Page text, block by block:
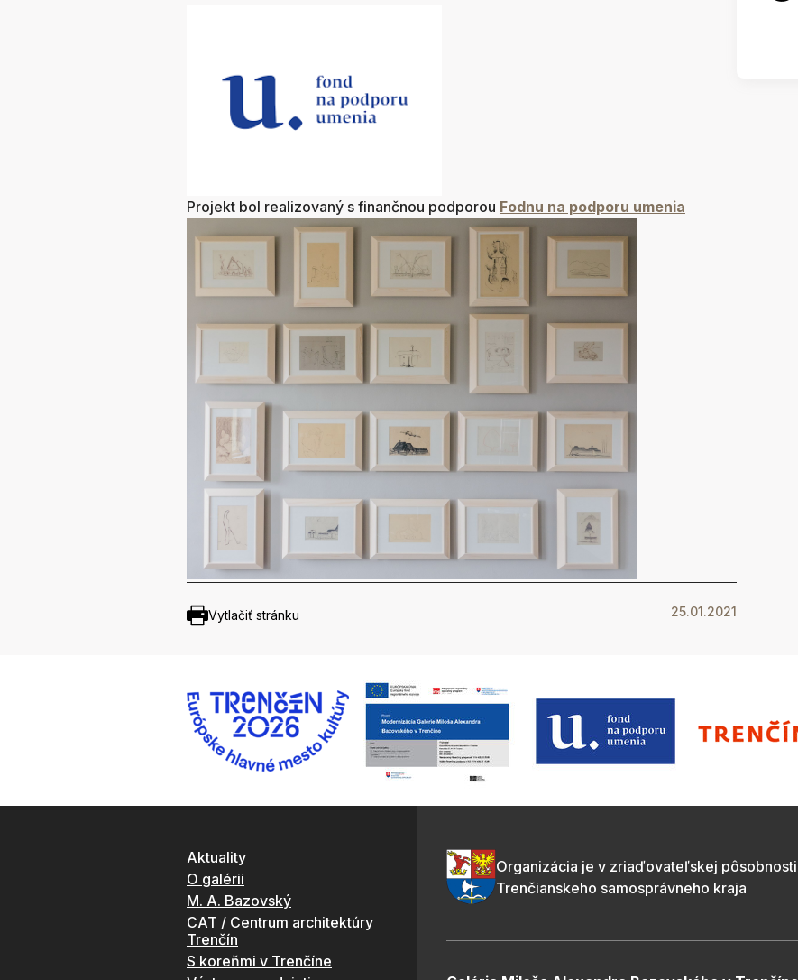
Projekt bol realizovaný s finančnou podporou Fodnu na podporu umenia
Vytlačiť stránku 25.01.2021
Aktuality
O galérii
M. A. Bazovský
CAT / Centrum architektúry
Trenčín
S koreňmi v Trenčíne
Organizácia je v zriaďovateľskej pôsobnosti
Trenčianskeho samosprávneho kraja